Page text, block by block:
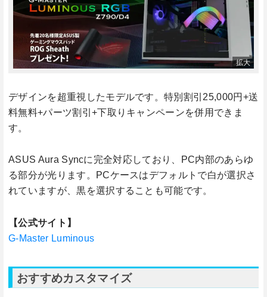
デザインを超重視したモデルです。特別割引25,000円+送
料無料+パーツ割引+下取りキャンペーンを併用できま
す。
ASUS Aura Syncに完全対応しており、PC内部のあらゆ
る部分が光ります。PCケースはデフォルトで白が選択さ
れていますが、黒を選択することも可能です。
【公式サイト】
G-Master Luminous
おすすめカスタマイズ